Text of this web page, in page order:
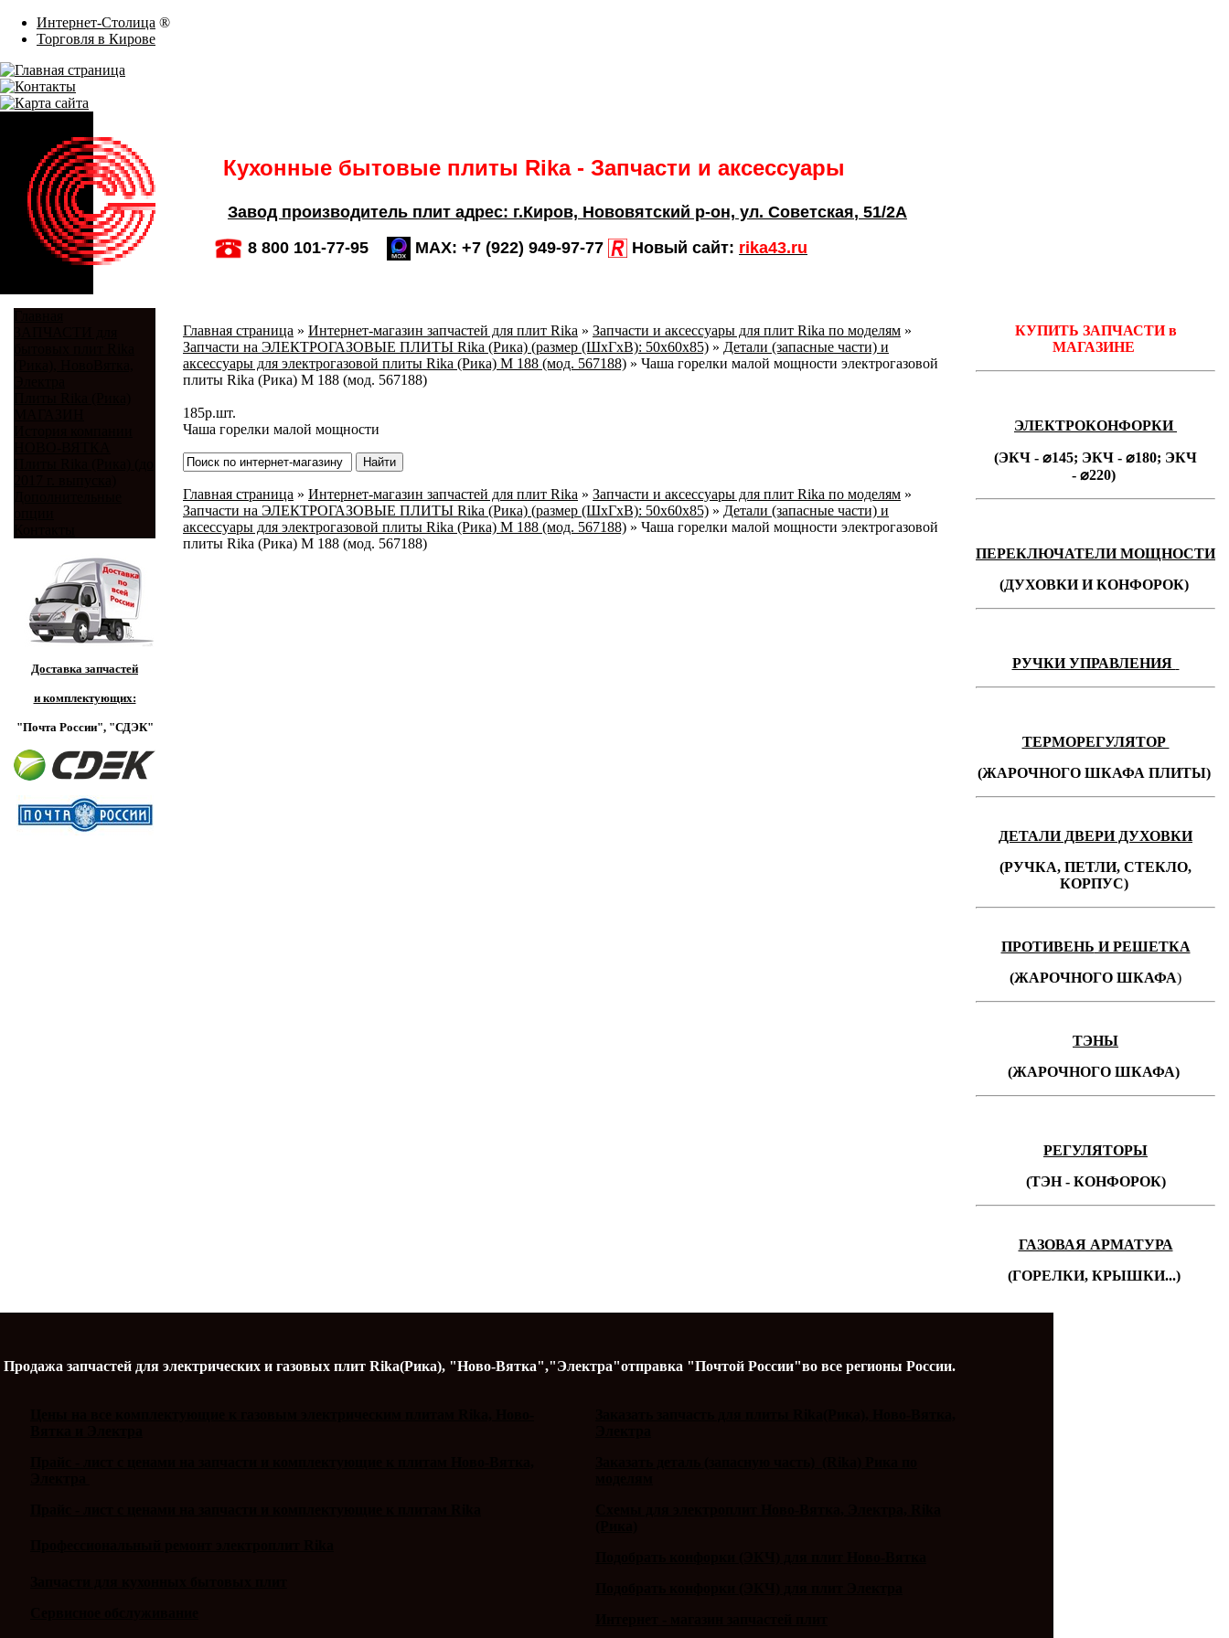
Интернет-Столица ®
Торговля в Кирове
Кухонные бытовые плиты Rika - Запчасти и аксессуары
Завод производитель плит адрес: г.Киров, Нововятский р-он, ул. Советская, 51/2А
8 800 101-77-95
MAX: +7 (922) 949-97-77 Новый сайт: rika43.ru
Доставка запчастей
и комплектующих:
"Почта России", "СДЭК"
Главная страница » Интернет-магазин запчастей для плит Rika » Запчасти и аксессуары для плит Rika по моделям »
Запчасти на ЭЛЕКТРОГАЗОВЫЕ ПЛИТЫ Rika (Рика) (размер (ШхГхВ): 50х60х85) » Детали (запасные части) и
аксессуары для электрогазовой плиты Rika (Рика) М 188 (мод. 567188) » Чаша горелки малой мощности электрогазовой
плиты Rika (Рика) М 188 (мод. 567188)
185р.шт.
Чаша горелки малой мощности
Главная страница » Интернет-магазин запчастей для плит Rika » Запчасти и аксессуары для плит Rika по моделям »
Запчасти на ЭЛЕКТРОГАЗОВЫЕ ПЛИТЫ Rika (Рика) (размер (ШхГхВ): 50х60х85) » Детали (запасные части) и
аксессуары для электрогазовой плиты Rika (Рика) М 188 (мод. 567188) » Чаша горелки малой мощности электрогазовой
плиты Rika (Рика) М 188 (мод. 567188)
КУПИТЬ ЗАПЧАСТИ в
МАГАЗИНЕ
ЭЛЕКТРОКОНФОРКИ
(ЭКЧ - ⌀145; ЭКЧ - ⌀180; ЭКЧ
- ⌀220)
ПЕРЕКЛЮЧАТЕЛИ МОЩНОСТИ
(ДУХОВКИ И КОНФОРОК)
РУЧКИ УПРАВЛЕНИЯ
ТЕРМОРЕГУЛЯТОР
(ЖАРОЧНОГО ШКАФА ПЛИТЫ)
ДЕТАЛИ ДВЕРИ ДУХОВКИ
(РУЧКА, ПЕТЛИ, СТЕКЛО,
КОРПУС)
ПРОТИВЕНЬ И РЕШЕТКА
(ЖАРОЧНОГО ШКАФА)
ТЭНЫ
(ЖАРОЧНОГО ШКАФА)
РЕГУЛЯТОРЫ
(ТЭН - КОНФОРОК)
ГАЗОВАЯ АРМАТУРА
(ГОРЕЛКИ, КРЫШКИ...)
Продажа запчастей для электрических и газовых плит Rika(Рика), "Ново-Вятка","Электра"отправка "Почтой России"во все регионы России.